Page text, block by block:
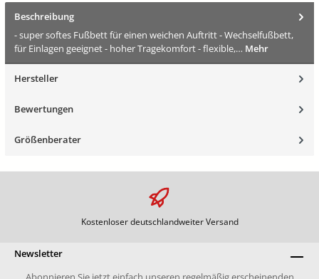
Beschreibung
- super softes Fußbett für einen weichen Auftritt - Wechselfußbett,
für Einlagen geeignet - hoher Tragekomfort - flexible,… Mehr
Hersteller
Bewertungen
Größenberater
Kostenloser deutschlandweiter Versand
Newsletter